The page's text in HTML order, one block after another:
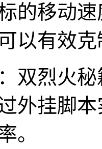
的移动
以有效
双烈火
外挂脚
。